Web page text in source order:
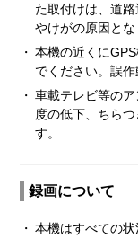
た取付けは、道
やけがの原因とな
・ 本機の近くに
でください。誤作
・ 車載テレビ等の
度の低下、ちら
す。
録画について
・ 本機はすべての